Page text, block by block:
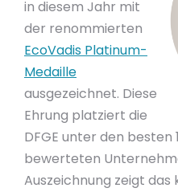
in diesem Jahr mit
der renommierten
EcoVadis Platinum-
Medaille
ausgezeichnet. Diese
Ehrung platziert die
DFGE unter den besten
bewerteten
Auszeichnung zeigt das